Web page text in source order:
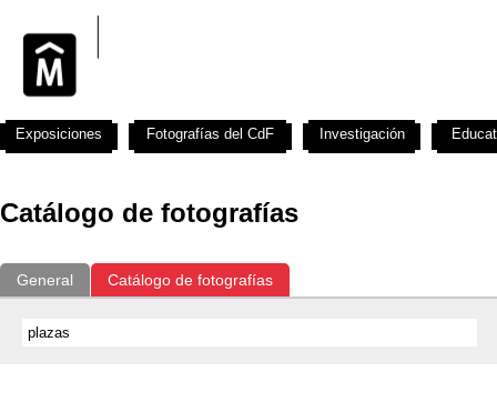
Catálogo de fotografías
General Catálogo de fotografías
Exposiciones Fotografías del CdF Investigación